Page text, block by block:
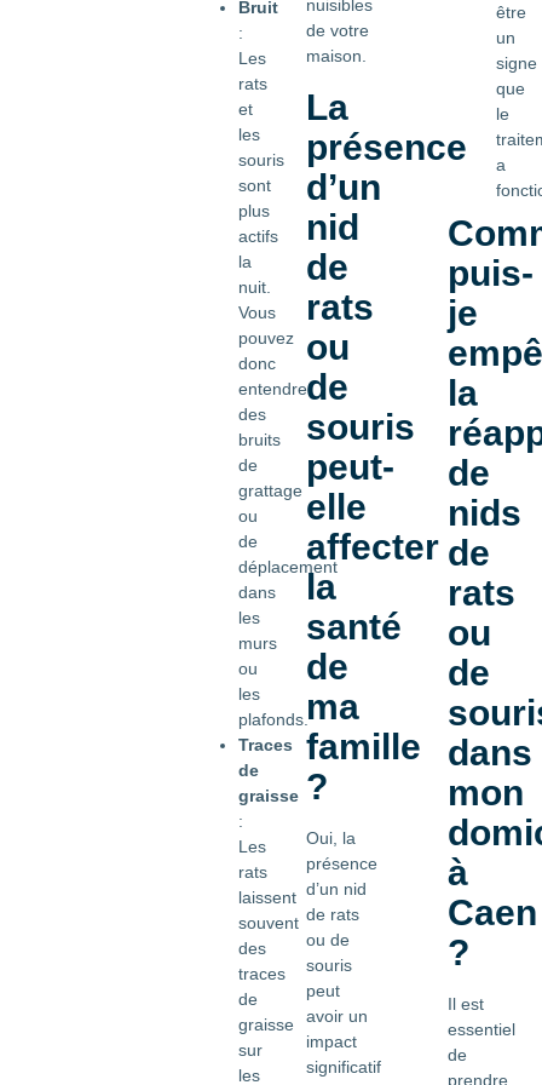
Bruit
:
Les
rats
et
les
souris
sont
plus
actifs
la
nuit.
Vous
pouvez
donc
entendre
des
bruits
de
grattage
ou
de
déplacement
dans
les
murs
ou
les
plafonds.
Traces
de
graisse
:
Les
rats
laissent
souvent
des
traces
de
graisse
sur
les
nuisibles
de votre
maison.
La
présence
d’un
nid
de
rats
ou
de
souris
peut-
elle
affecter
la
santé
de
ma
famille
?
Oui, la
présence
d’un nid
de rats
ou de
souris
peut
avoir un
impact
significatif
être
un
signe
que
le
a
puis-
je
la
de
nids
de
rats
ou
de
dans
mon
à
Caen
?
Il est
essentiel
de
prendre